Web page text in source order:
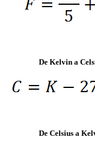
De Kelvin a
De Celsius a